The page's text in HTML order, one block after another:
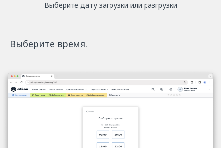
Выберите дату загрузки или разгрузки
Выберите время.